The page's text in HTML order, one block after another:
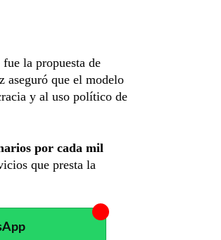
la propuesta de
aseguró que el modelo
y al uso político de
por cada mil
que presta la